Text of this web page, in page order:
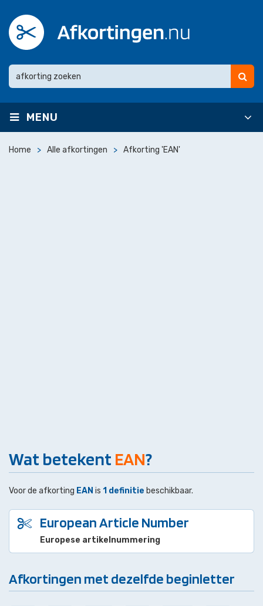
MENU
Home Alle afkortingen Afkorting 'EAN'
Wat betekent EAN?
Voor de afkorting EAN is 1 definitie beschikbaar.
European Article Number
Europese artikelnummering
Afkortingen met dezelfde beginletter